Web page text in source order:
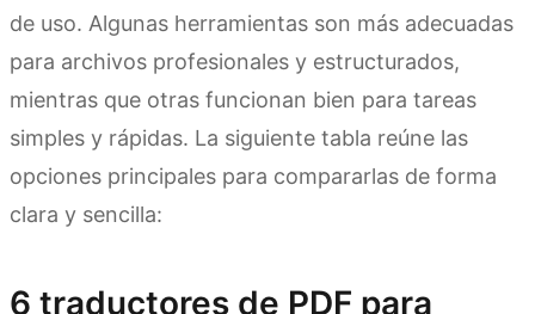
de uso. Algunas herramientas son más adecuadas
para archivos profesionales y estructurados,
mientras que otras funcionan bien para tareas
simples y rápidas. La siguiente tabla reúne las
opciones principales para compararlas de forma
clara y sencilla:
6 traductores de PDF para